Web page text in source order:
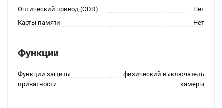
Оптический привод (ODD)
Нет
Карты памяти
Нет
Функции
Функции защиты
приватности
физический выключатель
камеры